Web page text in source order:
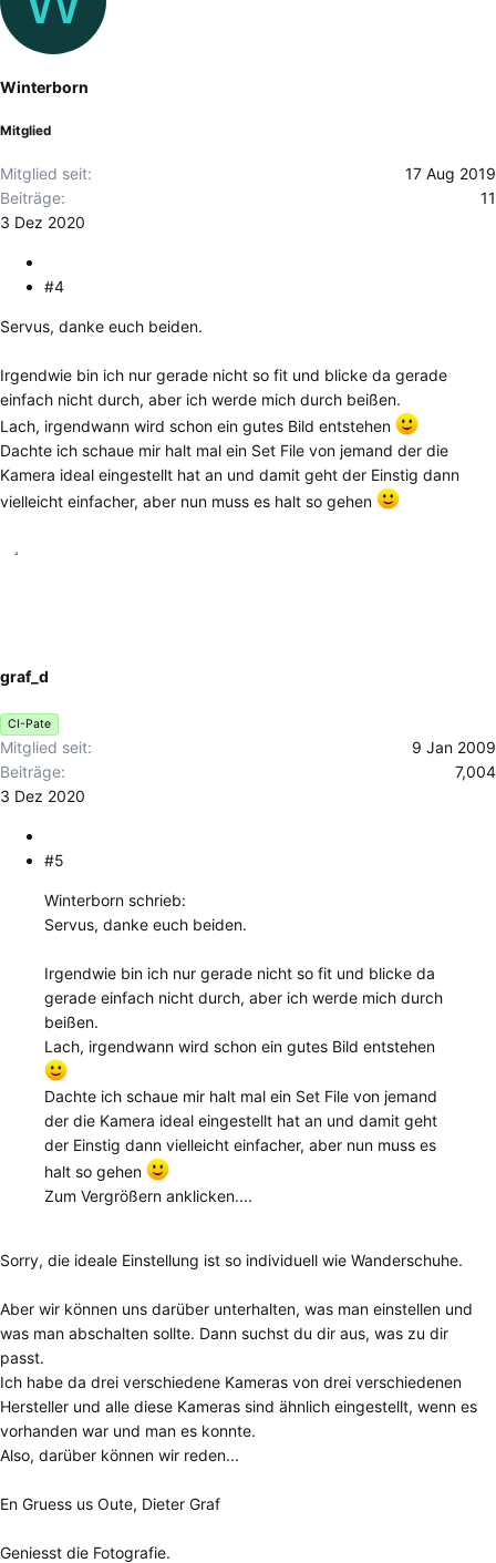
t
n
n
Winterborn
Mitglied
Mitglied seit
17 Aug 2019
Beiträge
11
3 Dez 2020
#4
Servus, danke euch beiden.
Irgendwie bin ich nur gerade nicht so fit und blicke da gerade
einfach nicht durch, aber ich werde mich durch beißen.
Lach, irgendwann wird schon ein gutes Bild entstehen
Dachte ich schaue mir halt mal ein Set File von jemand der die
Kamera ideal eingestellt hat an und damit geht der Einstig dann
vielleicht einfacher, aber nun muss es halt so gehen
graf_d
CI-Pate
Mitglied seit
9 Jan 2009
Beiträge
7,004
3 Dez 2020
#5
Winterborn schrieb:
Servus, danke euch beiden.
Irgendwie bin ich nur gerade nicht so fit und blicke da
gerade einfach nicht durch, aber ich werde mich durch
beißen.
Lach, irgendwann wird schon ein gutes Bild entstehen
Dachte ich schaue mir halt mal ein Set File von jemand
der die Kamera ideal eingestellt hat an und damit geht
der Einstig dann vielleicht einfacher, aber nun muss es
halt so gehen
Zum Vergrößern anklicken....
Sorry, die ideale Einstellung ist so individuell wie Wanderschuhe.
Aber wir können uns darüber unterhalten, was man einstellen und
was man abschalten sollte. Dann suchst du dir aus, was zu dir
passt.
Ich habe da drei verschiedene Kameras von drei verschiedenen
Hersteller und alle diese Kameras sind ähnlich eingestellt, wenn es
vorhanden war und man es konnte.
Also, darüber können wir reden...
En Gruess us Oute, Dieter Graf
Geniesst die Fotografie.